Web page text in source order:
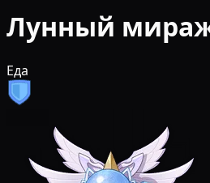
Лунный
Еда